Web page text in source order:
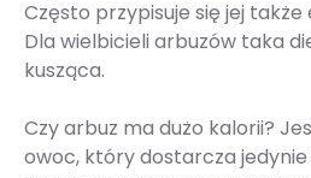
Często przypisuje się jej
Dla wielbicieli arbuzów taka
kusząca.
Czy arbuz ma dużo kalorii?
owoc, który dostarcza jedynie